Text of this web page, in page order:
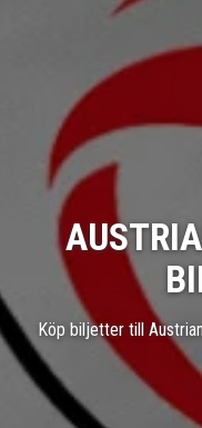
Köp biljetter till